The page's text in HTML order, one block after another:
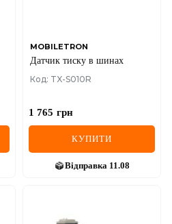
MOBILETRON
Датчик тиску в шинах
Код: TX-S010R
1 765 грн
КУПИТИ
Відправка 11.08